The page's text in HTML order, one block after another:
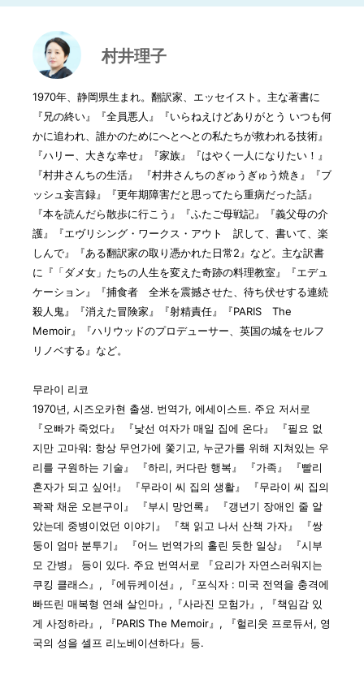
村井理子
1970年、静岡県生まれ。翻訳家、エッセイスト。主な著書に
『兄の終い』『全員悪人』『いらねえけどありがとう いつも何
かに追われ、誰かのためにへとへとの私たちが救われる技術』
『ハリー、大きな幸せ』『家族』『はやく一人になりたい！』
『村井さんちの生活』 『村井さんちのぎゅうぎゅう焼き』『ブ
ッシュ妄言録』『更年期障害だと思ってたら重病だった話』
『本を読んだら散歩に行こう』『ふたご母戦記』『義父母の介
護』『エヴリシング・ワークス・アウト 訳して、書いて、楽
しんで』『ある翻訳家の取り憑かれた日常2』など。主な訳書
に『「ダメ女」たちの人生を変えた奇跡の料理教室』『エデュ
ケーション』『捕食者 全米を震撼させた、待ち伏せする連続
殺人鬼』『消えた冒険家』『射精責任』『PARIS The
Memoir』『ハリウッドのプロデューサー、英国の城をセルフ
リノベする』など。
무라이 리코
1970년, 시즈오카현 출생. 번역가, 에세이스트. 주요 저서로
『오빠가 죽었다』 『낯선 여자가 매일 집에 온다』 『필요 없
지만 고마워: 항상 무언가에 쫓기고, 누군가를 위해 지쳐있는 우
리를 구원하는 기술』 『하리, 커다란 행복』 『가족』 『빨리
혼자가 되고 싶어!』 『무라이 씨 집의 생활』 『무라이 씨 집의
꽉꽉 채운 오븐구이』 『부시 망언록』 『갱년기 장애인 줄 알
았는데 중병이었던 이야기』 『책 읽고 나서 산책 가자』 『쌍
둥이 엄마 분투기』 『어느 번역가의 홀린 듯한 일상』 『시부
모 간병』 등이 있다. 주요 번역서로 『요리가 자연스러워지는
쿠킹 클래스』, 『에듀케이션』, 『포식자 : 미국 전역을 충격에
빠뜨린 매복형 연쇄 살인마』,『사라진 모험가』, 『책임감 있
게 사정하라』, 『PARIS The Memoir』, 『헐리웃 프로듀서, 영
국의 성을 셀프 리노베이션하다』등.